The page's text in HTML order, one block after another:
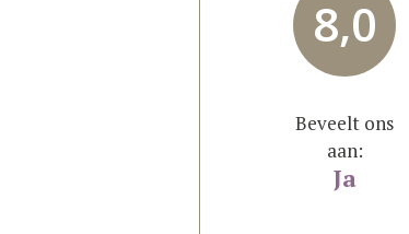
8,0
Beveelt ons
aan:
Ja